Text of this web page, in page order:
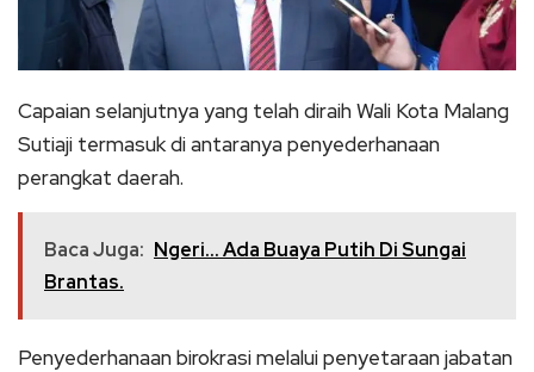
Capaian selanjutnya yang telah diraih Wali Kota Malang
Sutiaji termasuk di antaranya penyederhanaan
perangkat daerah.
Baca Juga: Ngeri… Ada Buaya Putih Di Sungai
Brantas.
Penyederhanaan birokrasi melalui penyetaraan jabatan